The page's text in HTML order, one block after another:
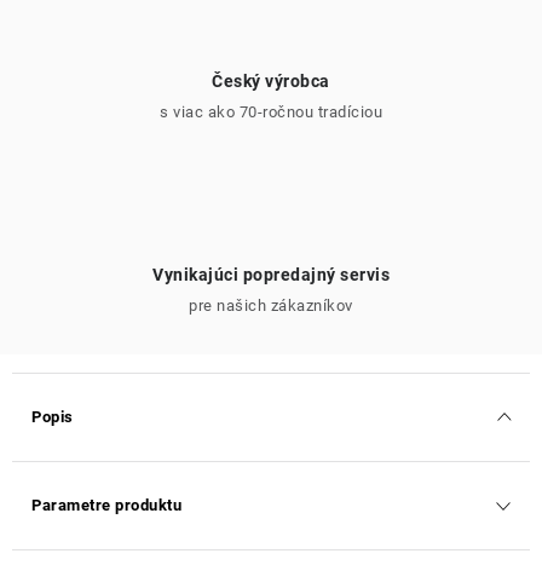
Český výrobca
s viac ako 70-ročnou tradíciou
Vynikajúci popredajný servis
pre našich zákazníkov
Popis
Parametre produktu